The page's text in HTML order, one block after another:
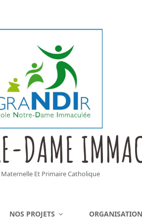
DAME
Maternelle Et Primaire Catholique
NOS PROJETS ORGANISATION